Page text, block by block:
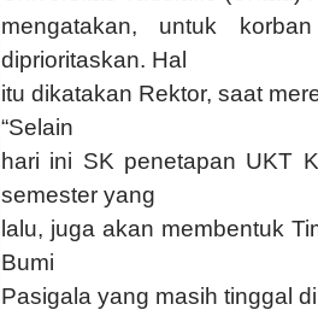
mengatakan, untuk
diprioritaskan. Hal
itu dikatakan Rektor, saat
“Selain
hari ini SK penetapan UKT
semester yang
lalu, juga akan membentuk
Bumi
Pasigala yang masih tinggal